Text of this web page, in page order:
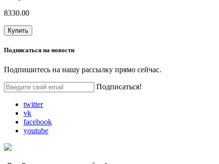
8330.00
Купить
Подписаться на новости
Подпишитесь на нашу рассылку прямо сейчас.
Подписаться!
twitter
vk
facebook
youtube